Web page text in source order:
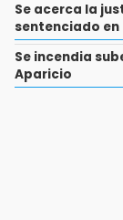
Se acerca la
sentenciado en
Se incendia
Aparicio